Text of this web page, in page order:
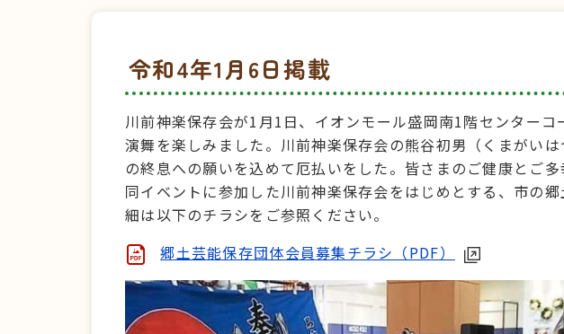
令和4年1月6日掲載
川前神楽保存会が1月1日、イオンモール盛岡南1階センター
演舞を楽しみました。川前神楽保存会の熊谷初男（くまがい
の終息への願いを込めて厄払いをした。皆さまのご健康とご
同イベントに参加した川前神楽保存会をはじめとする、市の
細は以下のチラシをご参照ください。
郷土芸能保存団体会員募集チラシ（PDF）